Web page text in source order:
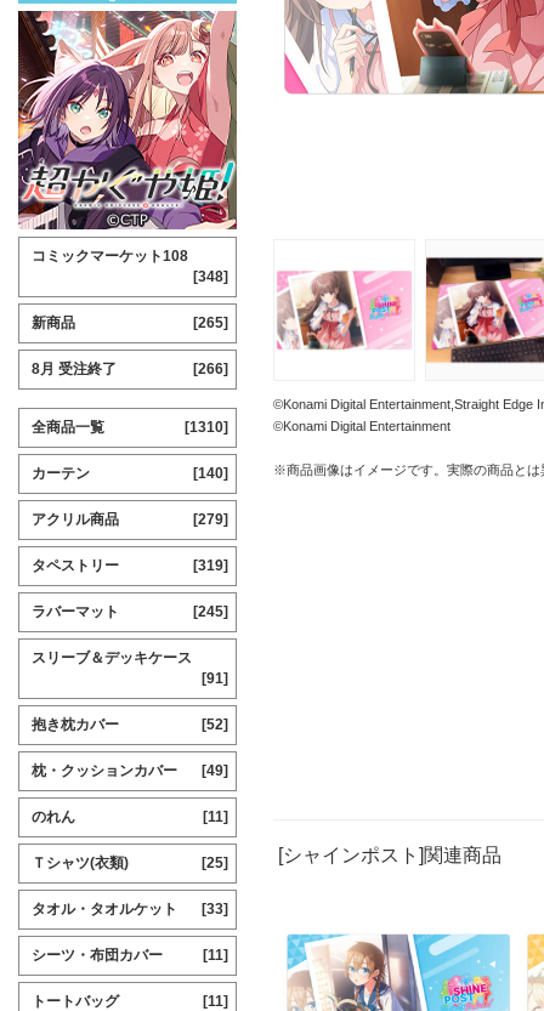
©Konami Digital Entertainment,Straight Edge
©Konami Digital Entertainment
※商品画像はイメージです。実際の商品と
[シャインポスト]関連商品
コミックマーケット108
[348]
新商品 [265]
8月 受注終了 [266]
全商品一覧 [1310]
カーテン [140]
アクリル商品 [279]
タペストリー [319]
ラバーマット [245]
スリーブ＆デッキケース
[91]
抱き枕カバー [52]
枕・クッションカバー [49]
のれん [11]
Ｔシャツ(衣類) [25]
タオル・タオルケット [33]
シーツ・布団カバー [11]
トートバッグ [11]